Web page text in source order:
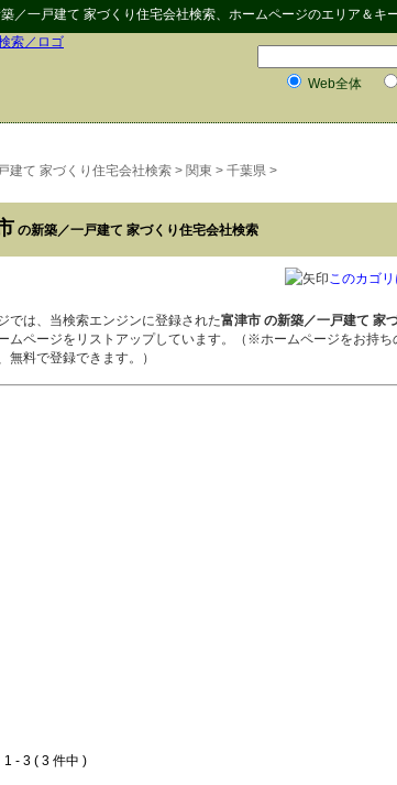
／一戸建て 家づくり住宅会社検索、ホームページのエリア＆キ
Web全体
建て 家づくり住宅会社検索 > 関東 > 千葉県 >
の新築／一戸建て 家づくり住宅会社検索
このカゴ
では、当検索エンジンに登録された富津市 の新築／一戸建て 家
ムページをリストアップしています。（※ホームページをお持ち
無料で登録できます。）
3 ( 3 件中 )